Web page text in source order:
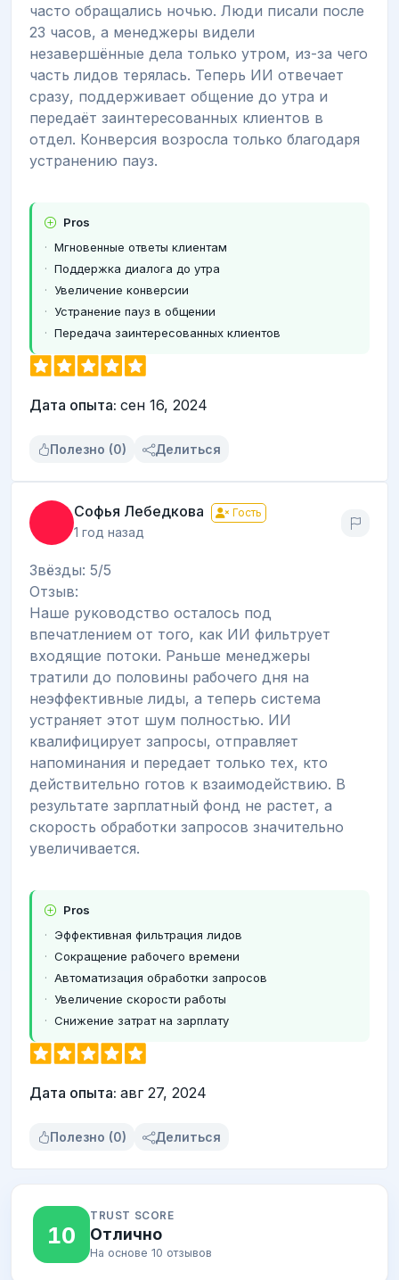
часто обращались ночью. Люди писали после
23 часов, а менеджеры видели
незавершённые дела только утром, из-за чего
часть лидов терялась. Теперь ИИ отвечает
сразу, поддерживает общение до утра и
передаёт заинтересованных клиентов в
отдел. Конверсия возросла только благодаря
устранению пауз.
Pros
Мгновенные ответы клиентам
Поддержка диалога до утра
Увеличение конверсии
Устранение пауз в общении
Передача заинтересованных клиентов
Дата опыта: сен 16, 2024
Полезно (0) Делиться
Софья Лебедкова Гость
1 год назад
Звёзды: 5/5
Отзыв:
Наше руководство осталось под
впечатлением от того, как ИИ фильтрует
входящие потоки. Раньше менеджеры
тратили до половины рабочего дня на
неэффективные лиды, а теперь система
устраняет этот шум полностью. ИИ
квалифицирует запросы, отправляет
напоминания и передает только тех, кто
действительно готов к взаимодействию. В
результате зарплатный фонд не растет, а
скорость обработки запросов значительно
увеличивается.
Pros
Эффективная фильтрация лидов
Сокращение рабочего времени
Автоматизация обработки запросов
Увеличение скорости работы
Снижение затрат на зарплату
Дата опыта: авг 27, 2024
Полезно (0) Делиться
10
TRUST SCORE
Отлично
На основе 10 отзывов